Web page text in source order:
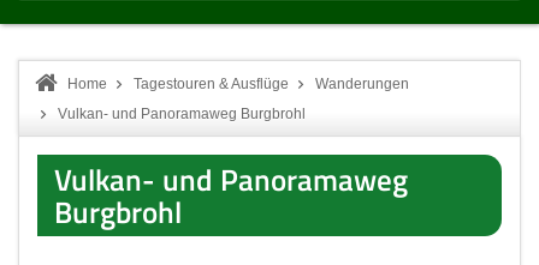
Home Tagestouren & Ausflüge
Wanderungen
Vulkan- und Panoramaweg Burgbrohl
Vulkan- und Panoramaweg
Burgbrohl